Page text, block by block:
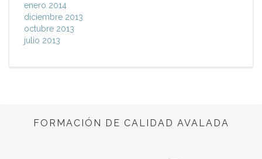
enero 2014
diciembre 2013
octubre 2013
julio 2013
FORMACIÓN DE CALIDAD AVALADA